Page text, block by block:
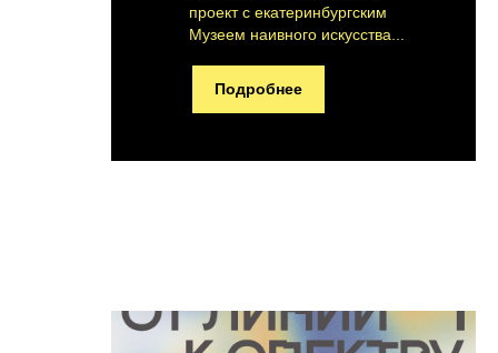
проект с екатеринбургским
Музеем наивного искусства...
Подробнее